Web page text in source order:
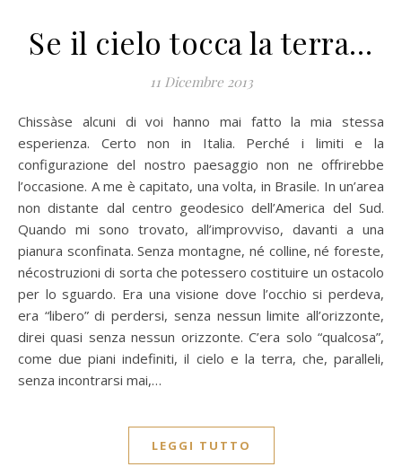
Se il cielo tocca la terra…
11 Dicembre 2013
Chissàse alcuni di voi hanno mai fatto la mia stessa
esperienza. Certo non in Italia. Perché i limiti e la
configurazione del nostro paesaggio non ne offrirebbe
l’occasione. A me è capitato, una volta, in Brasile. In un’area
non distante dal centro geodesico dell’America del Sud.
Quando mi sono trovato, all’improvviso, davanti a una
pianura sconfinata. Senza montagne, né colline, né foreste,
nécostruzioni di sorta che potessero costituire un ostacolo
per lo sguardo. Era una visione dove l’occhio si perdeva,
era “libero” di perdersi, senza nessun limite all’orizzonte,
direi quasi senza nessun orizzonte. C’era solo “qualcosa”,
come due piani indefiniti, il cielo e la terra, che, paralleli,
senza incontrarsi mai,…
LEGGI TUTTO